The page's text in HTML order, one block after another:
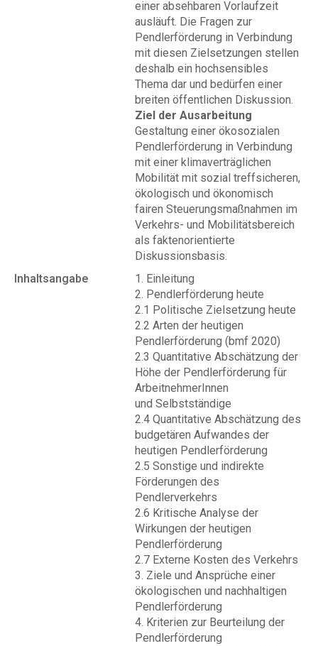
einer absehbaren Vorlaufzeit
ausläuft. Die Fragen zur
Pendlerförderung in Verbindung
mit diesen Zielsetzungen stellen
deshalb ein hochsensibles
Thema dar und bedürfen einer
breiten öffentlichen Diskussion.
Ziel der Ausarbeitung
Gestaltung einer ökosozialen
Pendlerförderung in Verbindung
mit einer klimaverträglichen
Mobilität mit sozial treffsicheren,
ökologisch und ökonomisch
fairen Steuerungsmaßnahmen im
Verkehrs- und Mobilitätsbereich
als faktenorientierte
Diskussionsbasis.
Inhaltsangabe
1. Einleitung
2. Pendlerförderung heute
2.1 Politische Zielsetzung heute
2.2 Arten der heutigen
Pendlerförderung (bmf 2020)
2.3 Quantitative Abschätzung der
Höhe der Pendlerförderung für
ArbeitnehmerInnen
und Selbstständige
2.4 Quantitative Abschätzung des
budgetären Aufwandes der
heutigen Pendlerförderung
2.5 Sonstige und indirekte
Förderungen des
Pendlerverkehrs
2.6 Kritische Analyse der
Wirkungen der heutigen
Pendlerförderung
2.7 Externe Kosten des Verkehrs
3. Ziele und Ansprüche einer
ökologischen und nachhaltigen
Pendlerförderung
4. Kriterien zur Beurteilung der
Pendlerförderung